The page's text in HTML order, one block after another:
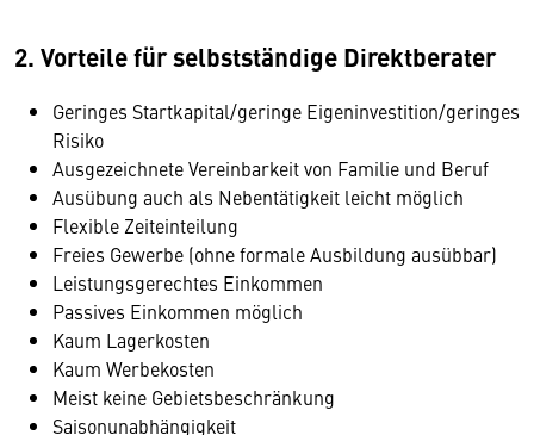
2. Vorteile für selbstständige Direktberater
Geringes Startkapital/geringe Eigeninvestition/geringes
Risiko
Ausgezeichnete Vereinbarkeit von Familie und Beruf
Ausübung auch als Nebentätigkeit leicht möglich
Flexible Zeiteinteilung
Freies Gewerbe (ohne formale Ausbildung ausübbar)
Leistungsgerechtes Einkommen
Passives Einkommen möglich
Kaum Lagerkosten
Kaum Werbekosten
Meist keine Gebietsbeschränkung
Saisonunabhängigkeit